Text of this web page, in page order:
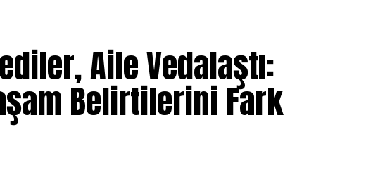
Aile Vedalaştı:
Belirtilerini Fark